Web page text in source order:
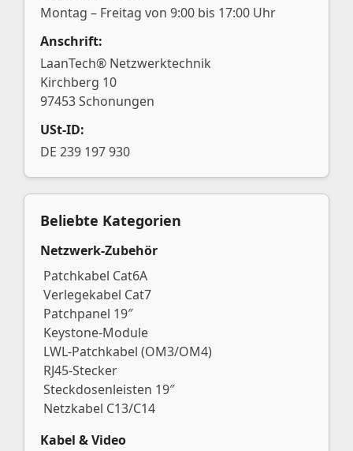
Montag – Freitag von 9:00 bis 17:00 Uhr
Anschrift:
LaanTech® Netzwerktechnik
Kirchberg 10
97453 Schonungen
USt-ID:
DE 239 197 930
Beliebte Kategorien
Netzwerk-Zubehör
Patchkabel Cat6A
Verlegekabel Cat7
Patchpanel 19″
Keystone-Module
LWL-Patchkabel (OM3/OM4)
RJ45-Stecker
Steckdosenleisten 19″
Netzkabel C13/C14
Kabel & Video